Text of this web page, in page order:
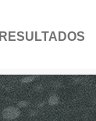
RESULTADOS